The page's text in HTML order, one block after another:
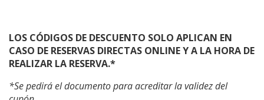
LOS CÓDIGOS DE DESCUENTO SOLO APLICAN EN
CASO DE RESERVAS DIRECTAS ONLINE Y A LA HORA DE
REALIZAR LA RESERVA.*
*Se pedirá el documento para acreditar la validez del